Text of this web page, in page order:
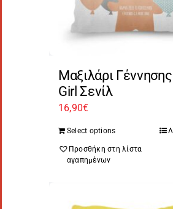
Μαξιλάρι
Girl Σενίλ
16,90€
Select options
Προσθήκη στη λίστα
αγαπημένων